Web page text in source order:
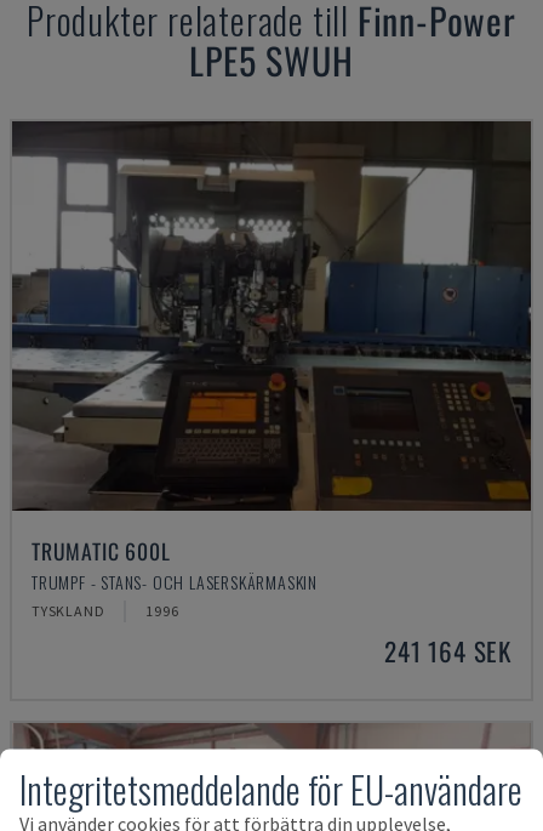
Produkter relaterade till Finn-Power
LPE5 SWUH
TRUMATIC 600L
TRUMPF - STANS- OCH LASERSKÄRMASKIN
TYSKLAND 1996
241 164 SEK
Integritetsmeddelande för EU-användare
Vi använder cookies för att förbättra din upplevelse,